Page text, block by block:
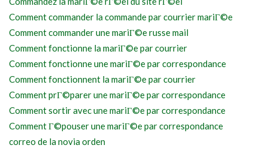
Comment commander la commande par courrier mariГ©e
Comment commander une mariГ©e russe mail
Comment fonctionne la mariГ©e par courrier
Comment fonctionne une mariГ©e par correspondance
Comment fonctionnent la mariГ©e par courrier
Comment prГ©parer une mariГ©e par correspondance
Comment sortir avec une mariГ©e par correspondance
Comment Г©pouser une mariГ©e par correspondance
correo de la novia orden